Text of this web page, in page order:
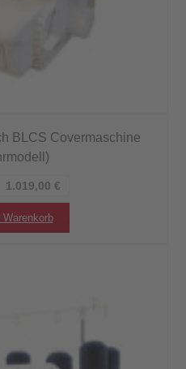
BLCS Covermaschine
1.019,00 €
Warenkorb